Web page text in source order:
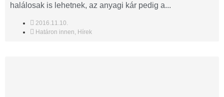
halálosak is lehetnek, az anyagi kár pedig a...
2016.11.10.
Határon innen, Hírek